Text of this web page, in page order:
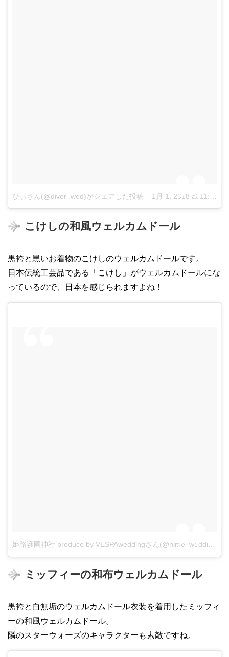
ひぃさん(@diver_wed)がシェアした投稿 – 1月 1, 2018 at 11:17午後 PST
こけしの和風ウェルカムドール
黒袴と黒いお着物のこけしのウェルカムドールです。
日本伝統工芸品である「こけし」がウェルカムドールにな
っているので、日本を感じられますよね！
ミッフィーの和布ウェルカムドール
黒袴と白無垢のウェルカムドール衣装を着用したミッフィ
ーの和風ウェルカムドール。
隣のスターウォーズのキャラクターも素敵ですね。